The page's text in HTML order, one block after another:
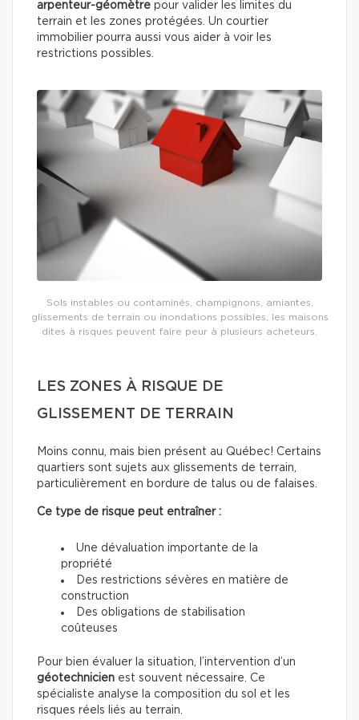
arpenteur-géomètre pour valider les limites du
terrain et les zones protégées. Un courtier
immobilier pourra aussi vous aider à voir les
restrictions possibles.
Sols instables ou contaminés, champignons, amiantes,
glissements de terrain ou inondations possibles, les maisons
dites à risques peuvent faire peur à plusieurs acheteurs.
LES ZONES À RISQUE DE
GLISSEMENT DE TERRAIN
Moins connu, mais bien présent au Québec! Certains
quartiers sont sujets aux glissements de terrain,
particulièrement en bordure de talus ou de falaises.
Ce type de risque peut entraîner :
Une dévaluation importante de la
propriété
Des restrictions sévères en matière de
construction
Des obligations de stabilisation
coûteuses
Pour bien évaluer la situation, l’intervention d’un
géotechnicien est souvent nécessaire. Ce
spécialiste analyse la composition du sol et les
risques réels liés au terrain.